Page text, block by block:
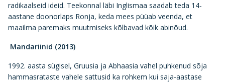
radikaalseid ideid. Teekonnal läbi Inglismaa saadab teda 14-
aastane doonorlaps Ronja, keda mees püüab veenda, et
maailma paremaks muutmiseks kõlbavad kõik abinõud.
Mandariinid (2013)
1992. aasta sügisel, Gruusia ja Abhaasia vahel puhkenud sõja
hammasrataste vahele sattusid ka rohkem kui saja-aastase